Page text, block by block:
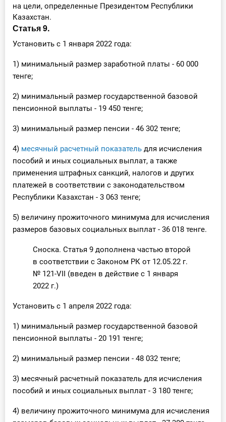
на цели, определенные Президентом Республики
Казахстан.
Статья 9.
Установить с 1 января 2022 года:
1) минимальный размер заработной платы - 60 000
тенге;
2) минимальный размер государственной базовой
пенсионной выплаты - 19 450 тенге;
3) минимальный размер пенсии - 46 302 тенге;
4) месячный расчетный показатель для исчисления
пособий и иных социальных выплат, а также
применения штрафных санкций, налогов и других
платежей в соответствии с законодательством
Республики Казахстан - 3 063 тенге;
5) величину прожиточного минимума для исчисления
размеров базовых социальных выплат - 36 018 тенге.
Сноска. Статья 9 дополнена частью второй
в соответствии с Законом РК от 12.05.22 г.
№ 121-VII (введен в действие с 1 января
2022 г.)
Установить с 1 апреля 2022 года:
1) минимальный размер государственной базовой
пенсионной выплаты - 20 191 тенге;
2) минимальный размер пенсии - 48 032 тенге;
3) месячный расчетный показатель для исчисления
пособий и иных социальных выплат - 3 180 тенге;
4) величину прожиточного минимума для исчисления